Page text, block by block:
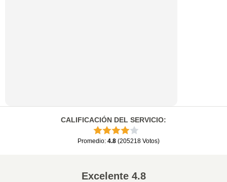
CALIFICACIÓN DEL SERVICIO:
Promedio: 4.8 (205218 Votos)
Excelente4.8